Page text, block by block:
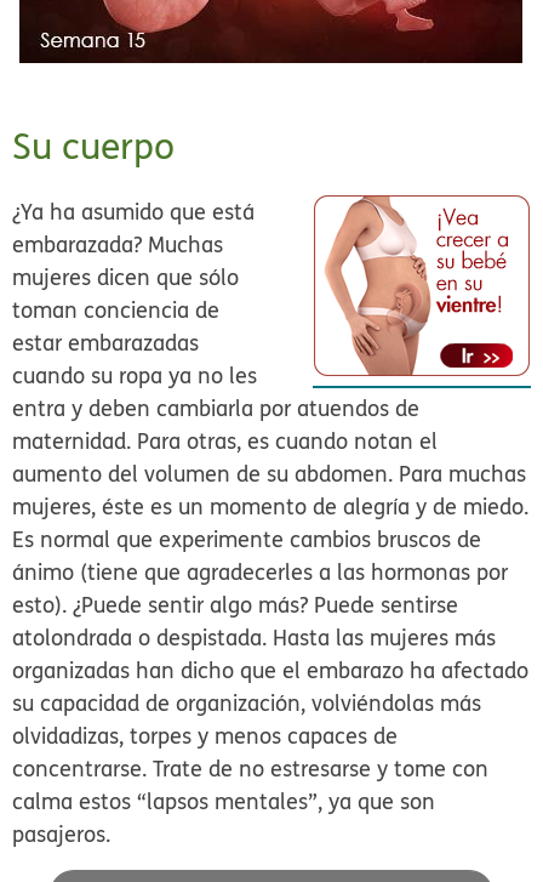
Su cuerpo
¿Ya ha asumido que está
embarazada? Muchas
mujeres dicen que sólo
toman conciencia de
estar embarazadas
cuando su ropa ya no les
entra y deben cambiarla por atuendos de
maternidad. Para otras, es cuando notan el
aumento del volumen de su abdomen. Para muchas
mujeres, éste es un momento de alegría y de miedo.
Es normal que experimente cambios bruscos de
ánimo (tiene que agradecerles a las hormonas por
esto). ¿Puede sentir algo más? Puede sentirse
atolondrada o despistada. Hasta las mujeres más
organizadas han dicho que el embarazo ha afectado
su capacidad de organización, volviéndolas más
olvidadizas, torpes y menos capaces de
concentrarse. Trate de no estresarse y tome con
calma estos “lapsos mentales”, ya que son
pasajeros.